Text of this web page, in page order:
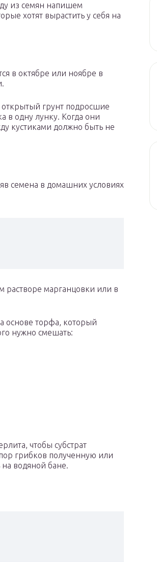
из семян напишем
хотят вырастить у себя на
в октябре или ноябре в
открытый грунт подросшие
в одну лунку. Когда они
кустиками должно быть не
семена в домашних условиях
растворе марганцовки или в
основе торфа, который
нужно смешать:
чтобы субстрат
грибков полученную или
на водяной бане.